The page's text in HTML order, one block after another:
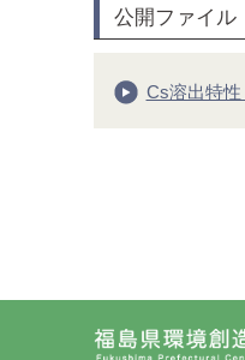
公開ファイル
Cs溶出特